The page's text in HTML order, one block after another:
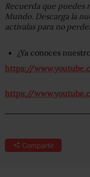
Recuerda que puedes
Mundo. Descarga la
actívalas para no
¿Ya conoces
https://
https://
Compartir